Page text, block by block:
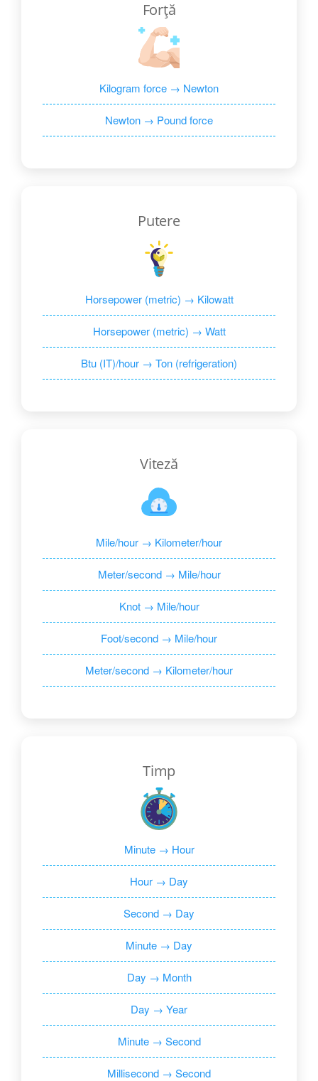
Forță
Kilogram force → Newton
Newton → Pound force
Putere
Horsepower (metric) → Kilowatt
Horsepower (metric) → Watt
Btu (IT)/hour → Ton (refrigeration)
Viteză
Mile/hour → Kilometer/hour
Meter/second → Mile/hour
Knot → Mile/hour
Foot/second → Mile/hour
Meter/second → Kilometer/hour
Timp
Minute → Hour
Hour → Day
Second → Day
Minute → Day
Day → Month
Day → Year
Minute → Second
Millisecond → Second